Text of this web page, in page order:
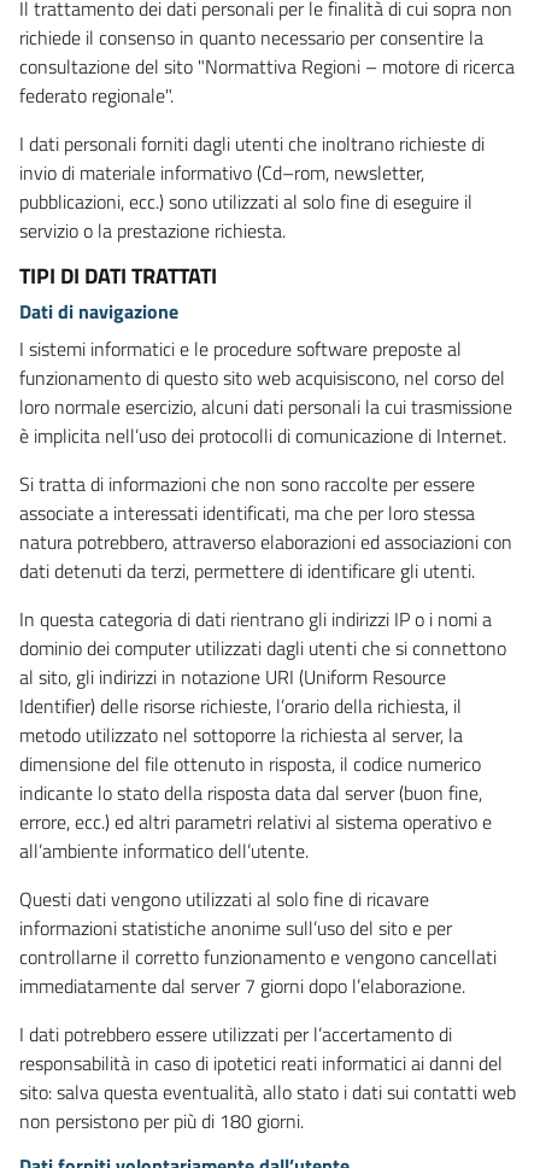
Il trattamento dei dati personali per le finalità di cui sopra non
richiede il consenso in quanto necessario per consentire la
consultazione del sito "Normattiva Regioni – motore di ricerca
federato regionale".
I dati personali forniti dagli utenti che inoltrano richieste di
invio di materiale informativo (Cd–rom, newsletter,
pubblicazioni, ecc.) sono utilizzati al solo fine di eseguire il
servizio o la prestazione richiesta.
TIPI DI DATI TRATTATI
Dati di navigazione
I sistemi informatici e le procedure software preposte al
funzionamento di questo sito web acquisiscono, nel corso del
loro normale esercizio, alcuni dati personali la cui trasmissione
è implicita nell’uso dei protocolli di comunicazione di Internet.
Si tratta di informazioni che non sono raccolte per essere
associate a interessati identificati, ma che per loro stessa
natura potrebbero, attraverso elaborazioni ed associazioni con
dati detenuti da terzi, permettere di identificare gli utenti.
In questa categoria di dati rientrano gli indirizzi IP o i nomi a
dominio dei computer utilizzati dagli utenti che si connettono
al sito, gli indirizzi in notazione URI (Uniform Resource
Identifier) delle risorse richieste, l’orario della richiesta, il
metodo utilizzato nel sottoporre la richiesta al server, la
dimensione del file ottenuto in risposta, il codice numerico
indicante lo stato della risposta data dal server (buon fine,
errore, ecc.) ed altri parametri relativi al sistema operativo e
all’ambiente informatico dell’utente.
Questi dati vengono utilizzati al solo fine di ricavare
informazioni statistiche anonime sull’uso del sito e per
controllarne il corretto funzionamento e vengono cancellati
immediatamente dal server 7 giorni dopo l’elaborazione.
I dati potrebbero essere utilizzati per l’accertamento di
responsabilità in caso di ipotetici reati informatici ai danni del
sito: salva questa eventualità, allo stato i dati sui contatti web
non persistono per più di 180 giorni.